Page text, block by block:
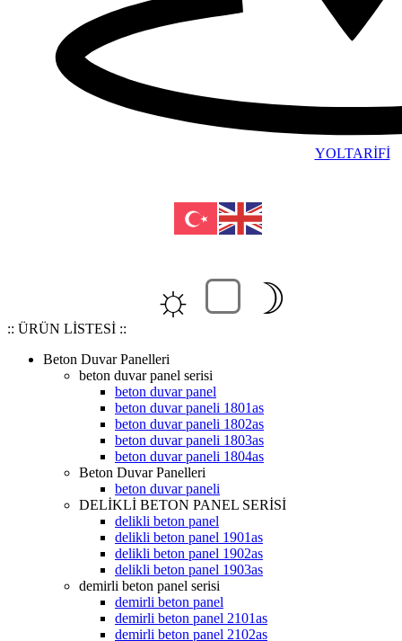
YOLTARİFİ
☼ ☽
:: ÜRÜN LİSTESİ ::
Beton Duvar Panelleri
beton duvar panel serisi
beton duvar panel
beton duvar paneli 1801as
beton duvar paneli 1802as
beton duvar paneli 1803as
beton duvar paneli 1804as
Beton Duvar Panelleri
beton duvar paneli
DELİKLİ BETON PANEL SERİSİ
delikli beton panel
delikli beton panel 1901as
delikli beton panel 1902as
delikli beton panel 1903as
demirli beton panel serisi
demirli beton panel
demirli beton panel 2101as
demirli beton panel 2102as